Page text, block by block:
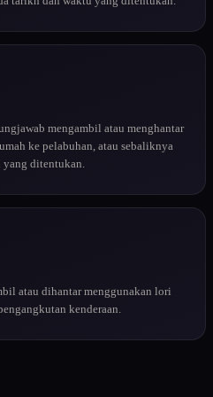
mengambil atau menghantar
ke pelabuhan, atau sebaliknya
yang ditentukan.
atau dihantar menggunakan lori
kenderaan.